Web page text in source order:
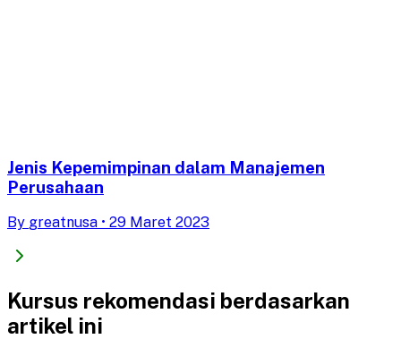
Jenis Kepemimpinan dalam Manajemen
Perusahaan
By greatnusa • 29 Maret 2023
Kursus rekomendasi berdasarkan
artikel ini